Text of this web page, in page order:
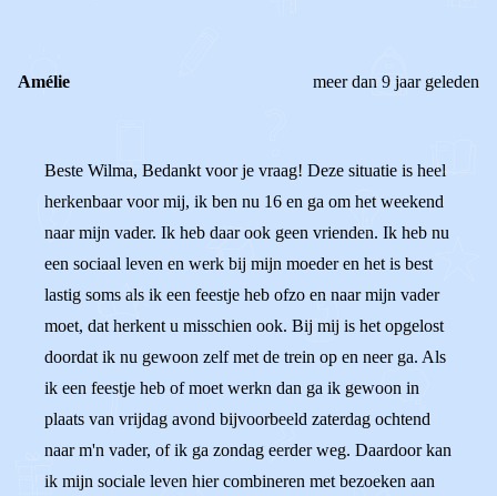
Amélie meer dan 9 jaar geleden
Beste Wilma, Bedankt voor je vraag! Deze situatie is heel
herkenbaar voor mij, ik ben nu 16 en ga om het weekend
naar mijn vader. Ik heb daar ook geen vrienden. Ik heb nu
een sociaal leven en werk bij mijn moeder en het is best
lastig soms als ik een feestje heb ofzo en naar mijn vader
moet, dat herkent u misschien ook. Bij mij is het opgelost
doordat ik nu gewoon zelf met de trein op en neer ga. Als
ik een feestje heb of moet werkn dan ga ik gewoon in
plaats van vrijdag avond bijvoorbeeld zaterdag ochtend
naar m'n vader, of ik ga zondag eerder weg. Daardoor kan
ik mijn sociale leven hier combineren met bezoeken aan